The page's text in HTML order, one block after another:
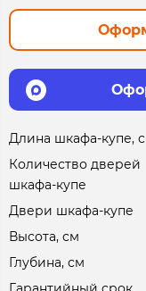
Длина шкафа-купе,
Количество дверей
шкафа-купе
Двери шкафа-купе
Высота, см
Глубина, см